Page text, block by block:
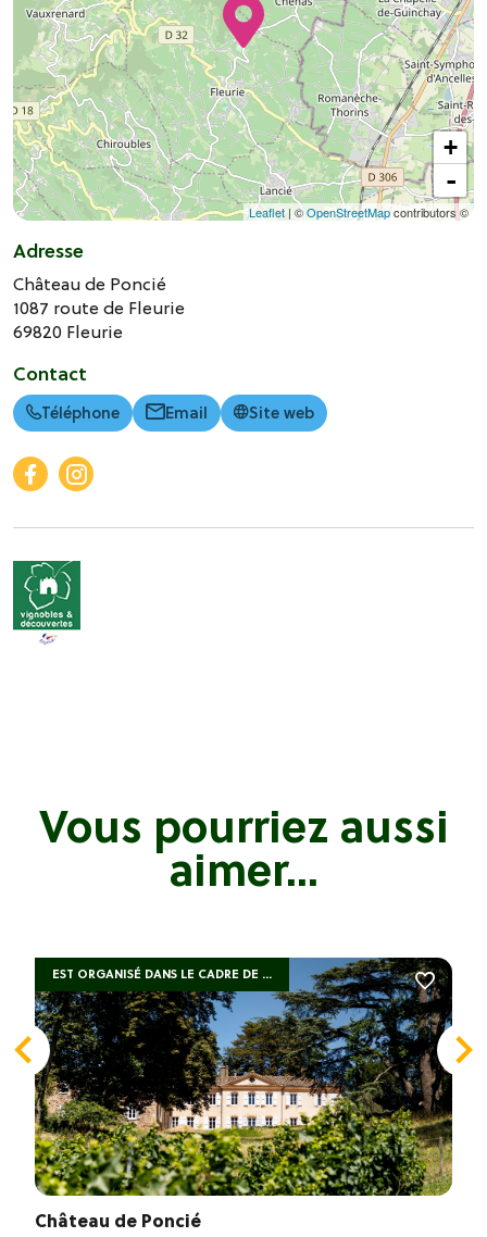
+
-
Leaflet | ©OpenStreetMapcontributors ©
Adresse
Château de Poncié
1087 route de Fleurie
69820 Fleurie
Contact
Téléphone Email Site web
Vous pourriez aussi
aimer...
Château de Poncié
EST ORGANISÉ DANS LE CADRE DE ...